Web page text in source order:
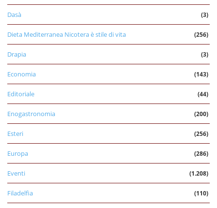
Dasà (3)
Dieta Mediterranea Nicotera è stile di vita (256)
Drapia (3)
Economia (143)
Editoriale (44)
Enogastronomia (200)
Esteri (256)
Europa (286)
Eventi (1.208)
Filadelfia (110)